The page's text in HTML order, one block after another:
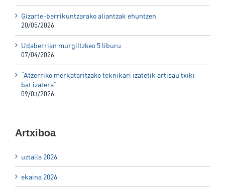
Gizarte-berrikuntzarako aliantzak ehuntzen
20/05/2026
Udaberrian murgiltzkeo 5 liburu
07/04/2026
“Atzerriko merkataritzako teknikari izatetik artisau txiki
bat izatera”
09/03/2026
Artxiboa
uztaila 2026
ekaina 2026